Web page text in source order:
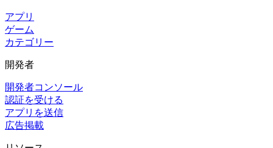
アプリ
ゲーム
カテゴリー
開発者
開発者コンソール
認証を受ける
アプリを送信
広告掲載